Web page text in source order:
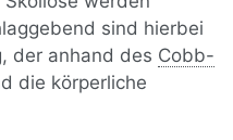
sind hierbei
der anhand des Cobb-
die körperliche